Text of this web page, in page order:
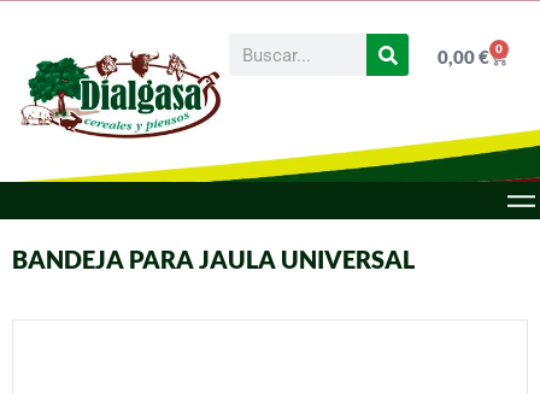
0,00€ 0
BANDEJA PARA JAULA UNIVERSAL